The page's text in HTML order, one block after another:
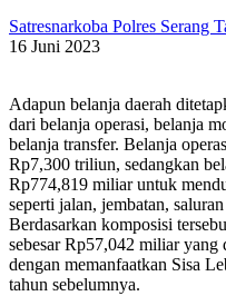
Satresnarkoba Polres Serang
16 Juni 2023
Adapun belanja daerah
dari belanja operasi, belanja
belanja transfer. Belanja
Rp7,300 triliun, sedangkan
Rp774,819 miliar untuk
seperti jalan, jembatan,
Berdasarkan komposisi
sebesar Rp57,042 miliar
dengan memanfaatkan Sisa
tahun sebelumnya.